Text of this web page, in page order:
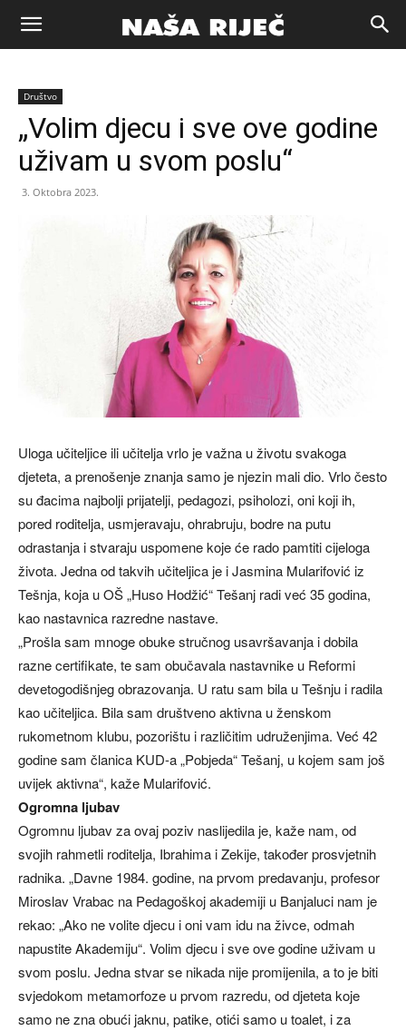
Naša
riječ
Društvo
„Volim djecu i sve ove godine
uživam u svom poslu“
3. Oktobra 2023.
Uloga učiteljice ili učitelja vrlo je važna u životu svakoga
djeteta, a prenošenje znanja samo je njezin mali dio. Vrlo često
su đacima najbolji prijatelji, pedagozi, psiholozi, oni koji ih,
pored roditelja, usmjeravaju, ohrabruju, bodre na putu
odrastanja i stvaraju uspomene koje će rado pamtiti cijeloga
života. Jedna od takvih učiteljica je i Jasmina Mularifović iz
Tešnja, koja u OŠ „Huso Hodžić“ Tešanj radi već 35 godina,
kao nastavnica razredne nastave.
„Prošla sam mnoge obuke stručnog usavršavanja i dobila
razne certifikate, te sam obučavala nastavnike u Reformi
devetogodišnjeg obrazovanja. U ratu sam bila u Tešnju i radila
kao učiteljica. Bila sam društveno aktivna u ženskom
rukometnom klubu, pozorištu i različitim udruženjima. Već 42
godine sam članica KUD-a „Pobjeda“ Tešanj, u kojem sam još
uvijek aktivna“, kaže Mularifović.
Ogromna ljubav
Ogromnu ljubav za ovaj poziv naslijedila je, kaže nam, od
svojih rahmetli roditelja, Ibrahima i Zekije, također prosvjetnih
radnika. „Davne 1984. godine, na prvom predavanju, profesor
Miroslav Vrabac na Pedagoškoj akademiji u Banjaluci nam je
rekao: „Ako ne volite djecu i oni vam idu na živce, odmah
napustite Akademiju“. Volim djecu i sve ove godine uživam u
svom poslu. Jedna stvar se nikada nije promijenila, a to je biti
svjedokom metamorfoze u prvom razredu, od djeteta koje
samo ne zna obući jaknu, patike, otići samo u toalet, i za